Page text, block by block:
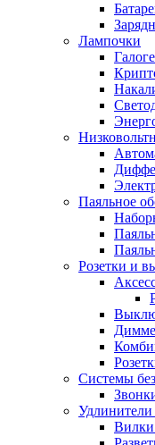
Лампочки
Паяльное
Розетки и
Системы
Удлинители
Вилки